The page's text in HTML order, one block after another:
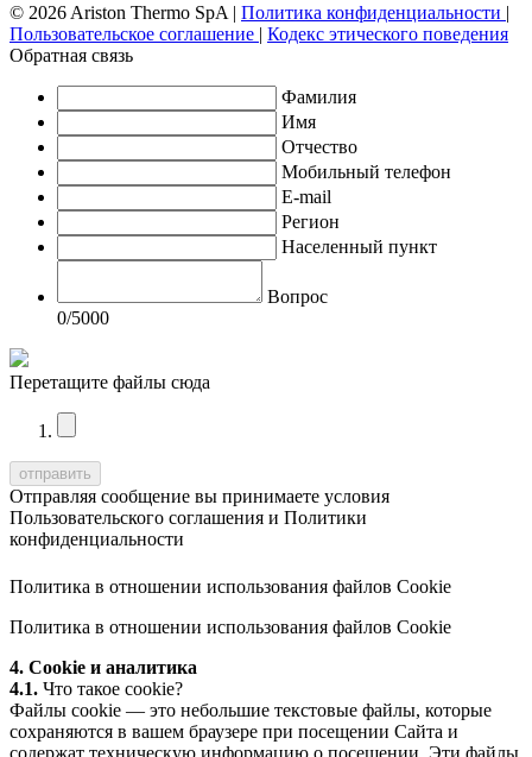
© 2026 Ariston Thermo SpA | Политика конфиденциальности |
Пользовательское соглашение | Кодекс этического поведения
Обратная связь
Фамилия
Имя
Отчество
Мобильный телефон
E-mail
Регион
Населенный пункт
Вопрос
0/5000
Перетащите файлы сюда
Отправляя сообщение вы принимаете условия
Пользовательского соглашения и Политики
конфиденциальности
Политика в отношении использования файлов Cookie
Политика в отношении использования файлов Cookie
4. Cookie и аналитика
4.1. Что такое cookie?
Файлы cookie — это небольшие текстовые файлы, которые
сохраняются в вашем браузере при посещении Сайта и
содержат техническую информацию о посещении. Эти файлы